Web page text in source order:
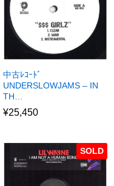
中古ﾚｺｰﾄﾞ
UNDERSLOWJAMS – IN
TH…
¥25,450
SOLD